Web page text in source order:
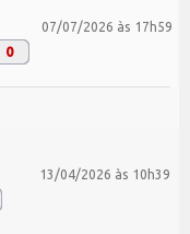
07/07/2026 às 17h59
0
13/04/2026 às 10h39